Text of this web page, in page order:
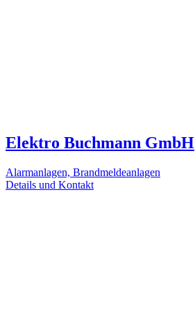
Elektro Buchmann GmbH
Alarmanlagen, Brandmeldeanlagen
Details und Kontakt